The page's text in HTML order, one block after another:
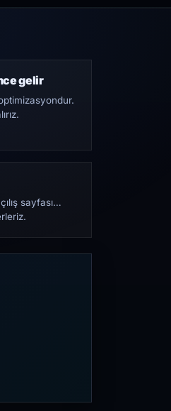
gelir
sayfası…